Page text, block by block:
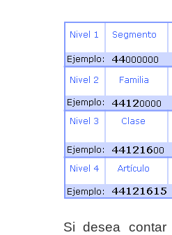
Si desea